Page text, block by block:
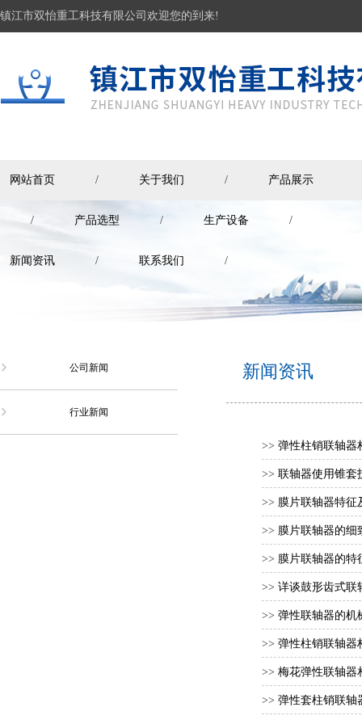
镇江市双怡重工科技有限公司欢迎您的到来!
网站首页 / 关于我们 / 产品展示
/ 产品选型 / 生产设备 /
新闻资讯 / 联系我们 /
公司新闻
行业新闻
新闻资讯
>> 弹性柱销联轴器
>> 联轴器使用锥套
>> 膜片联轴器特征
>> 膜片联轴器的细
>> 膜片联轴器的特
>> 详谈鼓形齿式联
>> 弹性联轴器的机
>> 弹性柱销联轴器
>> 梅花弹性联轴器
>> 弹性套柱销联轴